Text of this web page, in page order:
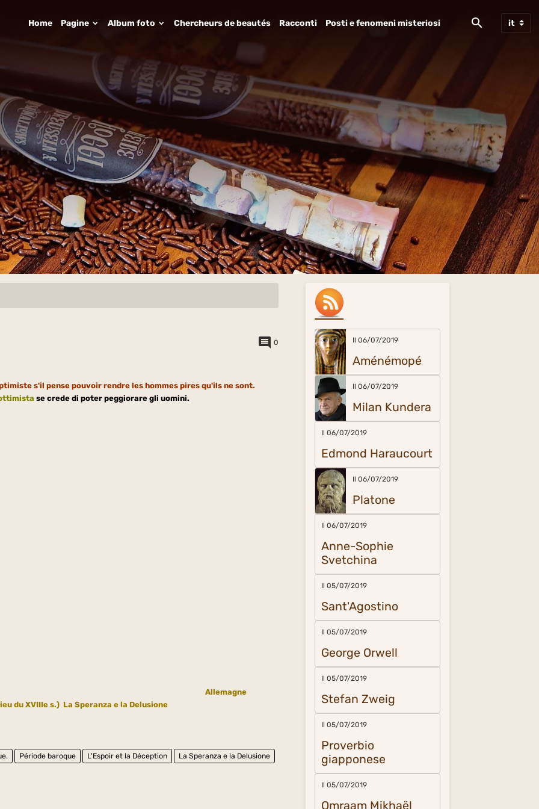
Home Pagine Album foto Chercheurs de beautés Racconti Posti e fenomeni misteriosi
0
s'il pense pouvoir rendre les hommes pires qu'ils ne sont.
se crede di poter peggiorare gli uomini.
Allemagne
du XVIIIe s.) La Speranza e la Delusione
Période baroque L'Espoir et la Déception La Speranza e la Delusione
Il 06/07/2019
Aménémopé
Il 06/07/2019
Milan Kundera
Il 06/07/2019
Edmond Haraucourt
Il 06/07/2019
Platone
Il 06/07/2019
Anne-Sophie
Svetchina
Il 05/07/2019
Sant'Agostino
Il 05/07/2019
George Orwell
Il 05/07/2019
Stefan Zweig
Il 05/07/2019
Proverbio
giapponese
Il 05/07/2019
Omraam Mikhaël